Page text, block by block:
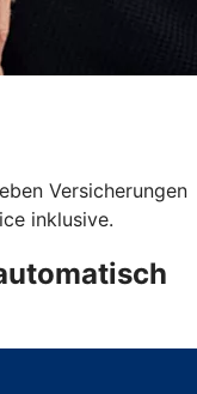
Versicherungen
inklusive.